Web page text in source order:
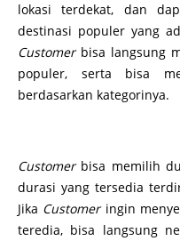
lokasi terdekat, dan
destinasi populer yang
Customerbisa langsung
populer, serta bisa
berdasarkan kategorinya.
Customerbisa memilih
durasi yang tersedia
Jika Customeringin
teredia, bisa langsung